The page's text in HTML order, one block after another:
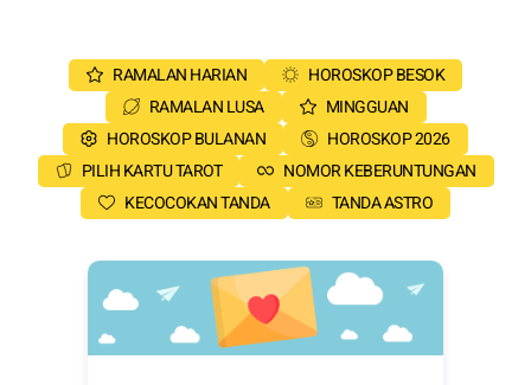
RAMALAN HARIAN
HOROSKOP BESOK
RAMALAN LUSA
MINGGUAN
HOROSKOP BULANAN
HOROSKOP 2026
PILIH KARTU TAROT
NOMOR KEBERUNTUNGAN
KECOCOKAN TANDA
TANDA ASTRO